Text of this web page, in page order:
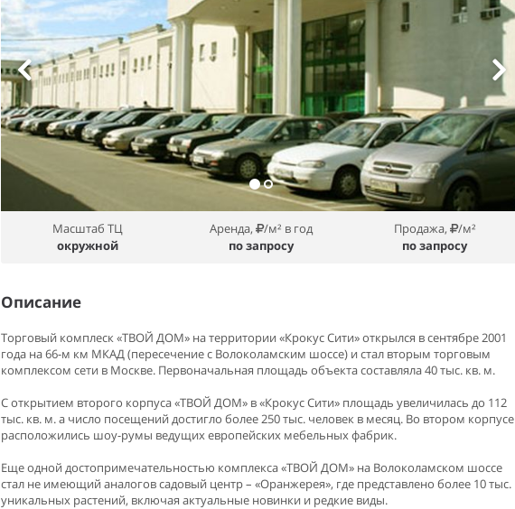
Масштаб ТЦ
окружной
Аренда,
/м² в год
по запросу
Продажа,
/м²
по запросу
Описание
Торговый комплеск «ТВОЙ ДОМ» на территории «Крокус Сити» открылся в сентябре 2001
года на 66-м км МКАД (пересечение с Волоколамским шоссе) и стал вторым торговым
комплексом сети в Москве. Первоначальная площадь объекта составляла 40 тыс. кв. м.
С открытием второго корпуса «ТВОЙ ДОМ» в «Крокус Сити» площадь увеличилась до 112
тыс. кв. м. а число посещений достигло более 250 тыс. человек в месяц. Во втором корпусе
расположились шоу-румы ведущих европейских мебельных фабрик.
Еще одной достопримечательностью комплекса «ТВОЙ ДОМ» на Волоколамском шоссе
стал не имеющий аналогов садовый центр – «Оранжерея», где представлено более 10 тыс.
уникальных растений, включая актуальные новинки и редкие виды.